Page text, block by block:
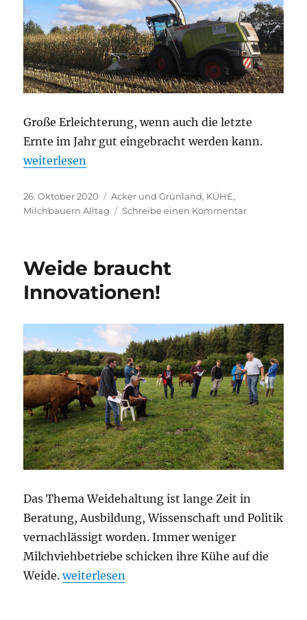
Große Erleichterung, wenn auch die letzte
Ernte im Jahr gut eingebracht werden kann.
„Die letzte Ernte im Jahr“
weiterlesen
Veröffentlicht
am
26. Oktober 2020 Kategorien
Acker und Grünland, KÜHE,
Milchbauern Alltag
Schreibe einen Kommentarzu
Weide braucht
Innovationen!
Das Thema Weidehaltung ist lange Zeit in
Beratung, Ausbildung, Wissenschaft und Politik
vernachlässigt worden. Immer weniger
Milchviehbetriebe schicken ihre Kühe auf die
Weide.„Weide braucht Innovationen!“
weiterlesen